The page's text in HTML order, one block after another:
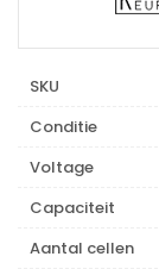
SKU
Conditie
Voltage
Capaciteit
Aantal cellen